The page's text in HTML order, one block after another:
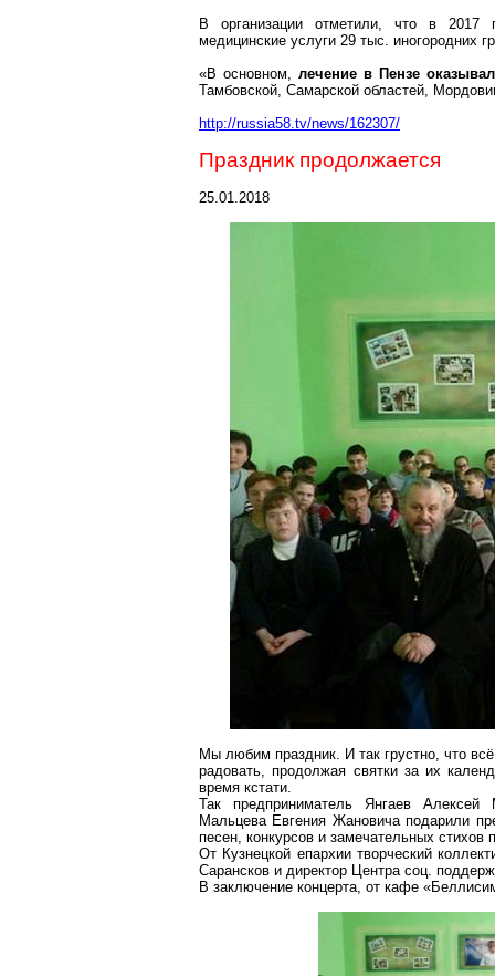
В организации отметили, что в 2017
медицинские услуги 29 тыс.
«В основном, лечение в Пензе
Тамбовской, Самарской областей,
http://russia58.tv/news/162307/
Праздник продолжается
25.01.2018
Мы любим праздник. И так грустно, что
радовать, продолжая святки за их
время кстати.
Так предприниматель Янгаев Алексей
Мальцева Евгения Жановичаподарили
песен, конкурсов и замечательных
От Кузнецкой епархии творческий
Сарансков и директор Центра соц.
В заключение концерта, от кафе «